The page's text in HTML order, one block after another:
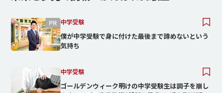
中学受験
僕が中学受験で身に付けた最後まで諦めないという
気持ち
中学受験
ゴールデンウィーク明けの中学受験生は調子を崩し